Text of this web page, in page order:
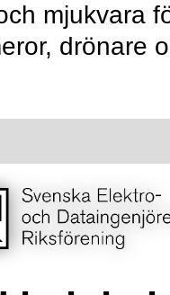
mjukvara
drönare